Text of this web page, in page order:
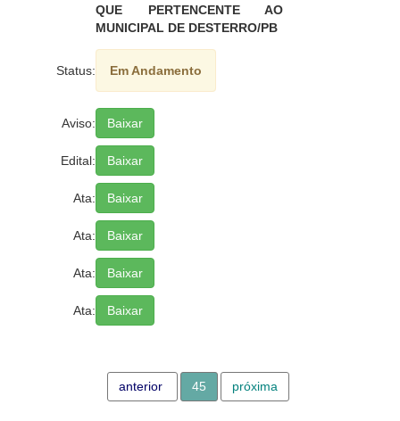
QUE PERTENCENTE AO
MUNICIPAL DE DESTERRO/PB
Status: Em Andamento
Aviso: Baixar
Edital: Baixar
Ata: Baixar
Ata: Baixar
Ata: Baixar
Ata: Baixar
anterior 45 próxima